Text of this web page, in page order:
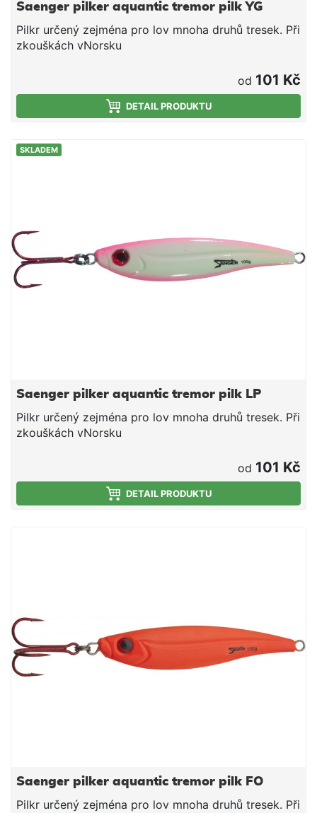
Saenger pilker aquantic tremor pilk YG
Pilkr určený zejména pro lov mnoha druhů tresek. Při
zkouškách vNorsku
od 101 Kč
DETAIL PRODUKTU
SKLADEM
Saenger pilker aquantic tremor pilk LP
Pilkr určený zejména pro lov mnoha druhů tresek. Při
zkouškách vNorsku
od 101 Kč
DETAIL PRODUKTU
Saenger pilker aquantic tremor pilk FO
Pilkr určený zejména pro lov mnoha druhů tresek. Při